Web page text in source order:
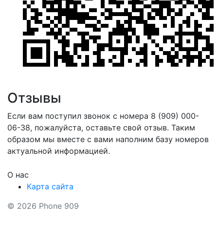
Отзывы
Если вам поступил звонок с номера 8 (909) 000-
06-38, пожалуйста, оставьте свой отзыв. Таким
образом мы вместе с вами наполним базу номеров
актуальной информацией.
О нас
Карта сайта
© 2026 Phone 909